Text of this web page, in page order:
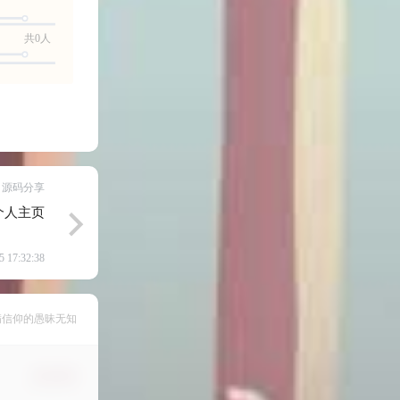
共0人
源码分享
人主页
17:32:38
仰的愚昧无知